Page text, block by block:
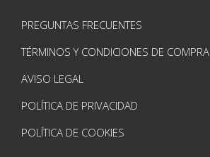
PREGUNTAS FRECUENTES
TÉRMINOS Y CONDICIONES DE COMPRA
AVISO LEGAL
POLÍTICA DE PRIVACIDAD
POLÍTICA DE COOKIES